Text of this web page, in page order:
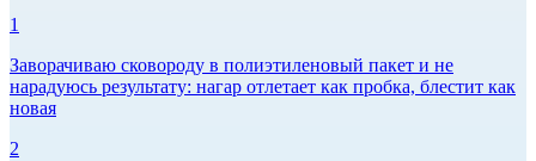
1
Заворачиваю сковороду в полиэтиленовый пакет и не
нарадуюсь результату: нагар отлетает как пробка, блестит как
новая
2